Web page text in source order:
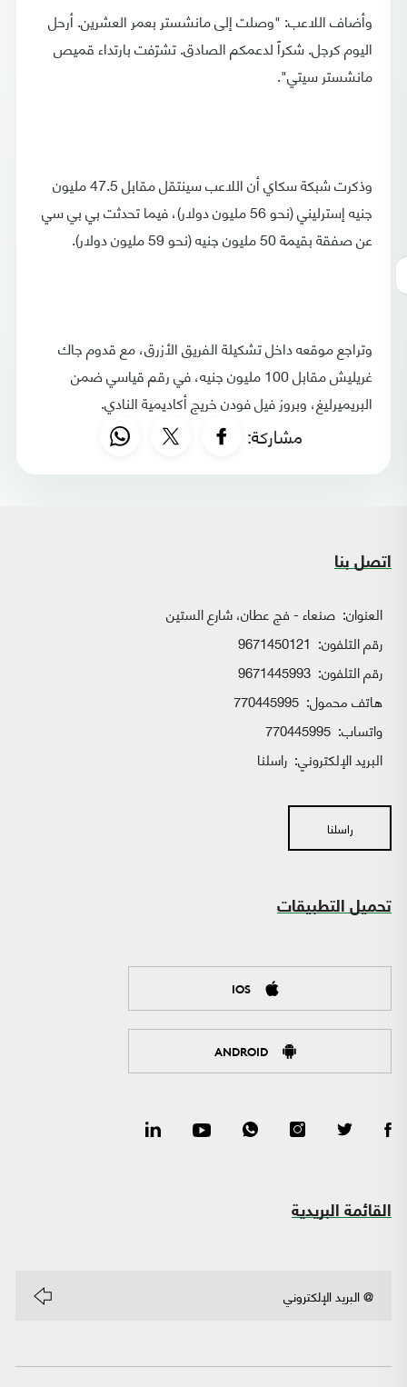
وأضاف اللاعب: "وصلت إلى مانشستر بعمر العشرين. أرحل
اليوم كرجل. شكراً لدعمكم الصادق. تشرّفت بارتداء قميص
مانشستر سيتي".
وذكرت شبكة سكاي أن اللاعب سينتقل مقابل 47.5 مليون
جنيه إسترليني (نحو 56 مليون دولار)، فيما تحدثت بي بي سي
عن صفقة بقيمة 50 مليون جنيه (نحو 59 مليون دولار).
وتراجع موقعه داخل تشكيلة الفريق الأزرق، مع قدوم جاك
غريليش مقابل 100 مليون جنيه، في رقم قياسي ضمن
البريميرليغ، وبروز فيل فودن خريج أكاديمية النادي.
مشاركة:
اتصل بنا
العنوان: صنعاء - فج عطان، شارع الستين
رقم التلفون: 9671450121
رقم التلفون: 9671445993
هاتف محمول: 770445995
واتساب:
البريد الإلكتروني: راسلنا
راسلنا
تحميل التطبيقات
IOS
ANDROID
القائمة البريدية